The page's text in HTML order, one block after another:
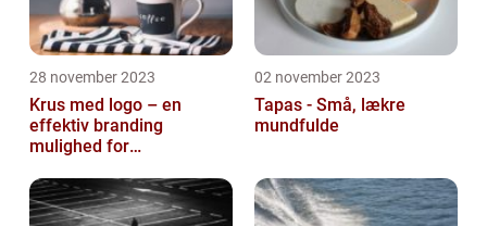
28 november 2023
Krus med logo – en
effektiv branding
mulighed for
02 november 2023
Tapas - Små, lækre
mundfulde